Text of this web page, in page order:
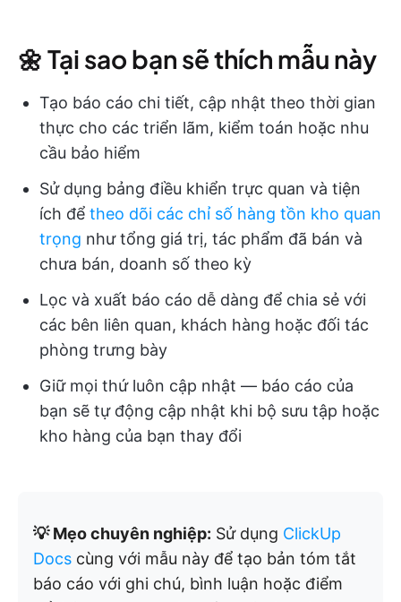
🌼 Tại sao bạn sẽ thích mẫu này
Tạo báo cáo chi tiết, cập nhật theo thời gian
thực cho các triển lãm, kiểm toán hoặc nhu
cầu bảo hiểm
Sử dụng bảng điều khiển trực quan và tiện
ích để theo dõi các chỉ số hàng tồn kho quan
trọng như tổng giá trị, tác phẩm đã bán và
chưa bán, doanh số theo kỳ
Lọc và xuất báo cáo dễ dàng để chia sẻ với
các bên liên quan, khách hàng hoặc đối tác
phòng trưng bày
Giữ mọi thứ luôn cập nhật — báo cáo của
bạn sẽ tự động cập nhật khi bộ sưu tập hoặc
kho hàng của bạn thay đổi
💡 Mẹo chuyên nghiệp: Sử dụng ClickUp
Docs cùng với mẫu này để tạo bản tóm tắt
báo cáo với ghi chú, bình luận hoặc điểm